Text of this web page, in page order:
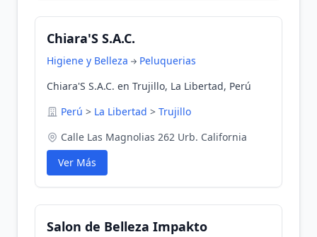
Chiara'S S.A.C.
Higiene y Belleza
Peluquerias
Chiara'S S.A.C. en Trujillo, La Libertad, Perú
Perú > La Libertad > Trujillo
Calle Las Magnolias 262 Urb. California
Ver Más
Salon de Belleza Impakto